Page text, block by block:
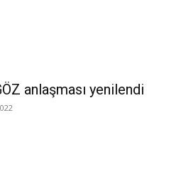
anlaşması yenilendi